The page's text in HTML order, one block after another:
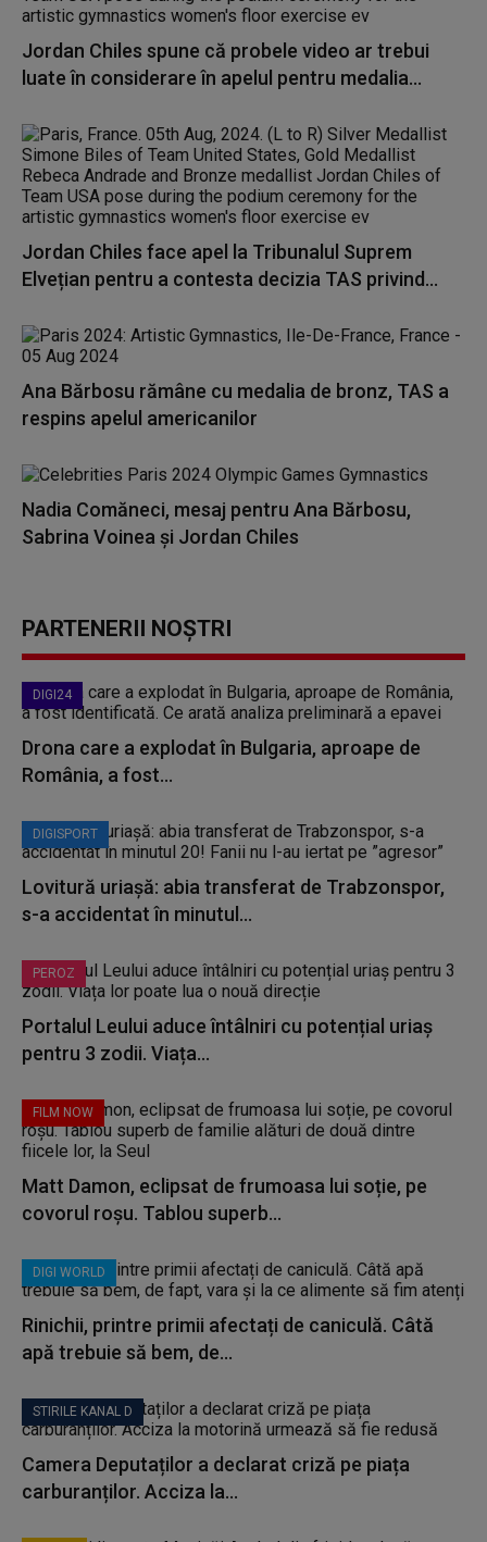
Jordan Chiles spune că probele video ar trebui
luate în considerare în apelul pentru medalia...
Jordan Chiles face apel la Tribunalul Suprem
Elvețian pentru a contesta decizia TAS privind...
Ana Bărbosu rămâne cu medalia de bronz, TAS a
respins apelul americanilor
Nadia Comăneci, mesaj pentru Ana Bărbosu,
Sabrina Voinea și Jordan Chiles
PARTENERII NOȘTRI
DIGI24
Drona care a explodat în Bulgaria, aproape de
România, a fost...
DIGISPORT
Lovitură uriașă: abia transferat de Trabzonspor,
s-a accidentat în minutul...
PEROZ
Portalul Leului aduce întâlniri cu potențial uriaș
pentru 3 zodii. Viața...
FILM NOW
Matt Damon, eclipsat de frumoasa lui soție, pe
covorul roșu. Tablou superb...
DIGI WORLD
Rinichii, printre primii afectați de caniculă. Câtă
apă trebuie să bem, de...
STIRILE KANAL D
Camera Deputaților a declarat criză pe piața
carburanților. Acciza la...